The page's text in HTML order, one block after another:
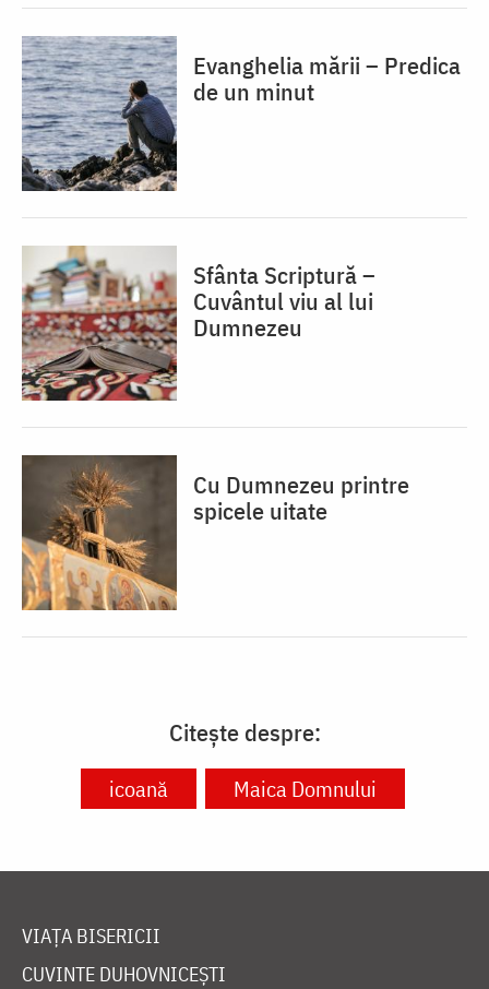
Evanghelia mării – Predica
de un minut
Sfânta Scriptură –
Cuvântul viu al lui
Dumnezeu
Cu Dumnezeu printre
spicele uitate
Citește despre:
icoană Maica Domnului
VIAȚA BISERICII
CUVINTE DUHOVNICEȘTI